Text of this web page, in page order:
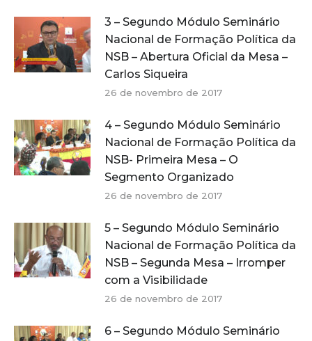
3 – Segundo Módulo Seminário
Nacional de Formação Política da
NSB – Abertura Oficial da Mesa –
Carlos Siqueira
26 de novembro de 2017
4 – Segundo Módulo Seminário
Nacional de Formação Política da
NSB- Primeira Mesa – O
Segmento Organizado
26 de novembro de 2017
5 – Segundo Módulo Seminário
Nacional de Formação Política da
NSB – Segunda Mesa – Irromper
com a Visibilidade
26 de novembro de 2017
6 – Segundo Módulo Seminário